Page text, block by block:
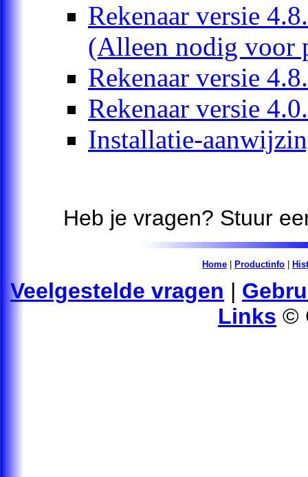
Rekenaar versie
(Alleen nodig voor
Rekenaar versie
Rekenaar versie
Installatie-
Heb je vragen? Stuur
Home Productinfo
Veelgestelde vragen |
Links ©